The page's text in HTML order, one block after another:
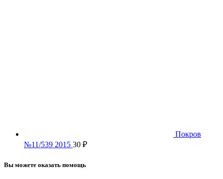
Покров
№11/539 2015 30 ₽
Вы можете оказать помощь